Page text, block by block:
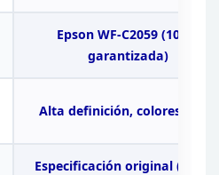
Epson WF-C2059 (100%
garantizada)
Alta definición, colores vivos
Especificación original